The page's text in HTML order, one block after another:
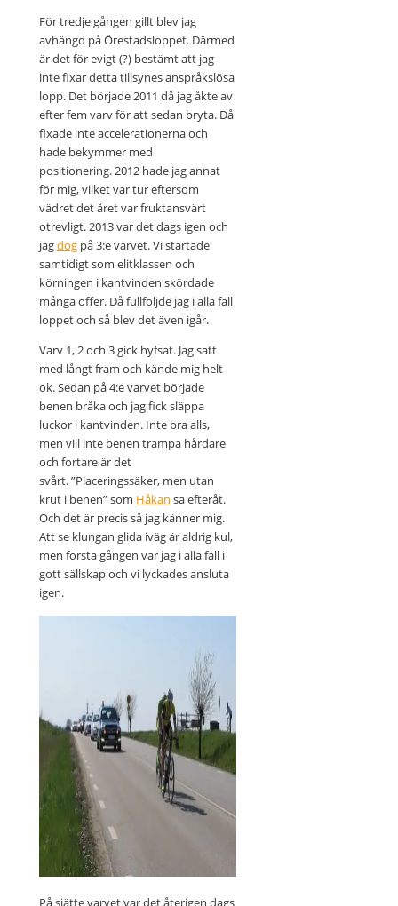
För tredje gången gillt blev jag
avhängd på Örestadsloppet. Därmed
är det för evigt (?) bestämt att jag
inte fixar detta tillsynes anspråkslösa
lopp. Det började 2011 då jag åkte av
efter fem varv för att sedan bryta. Då
fixade inte accelerationerna och
hade bekymmer med
positionering. 2012 hade jag annat
för mig, vilket var tur eftersom
vädret det året var fruktansvärt
otrevligt. 2013 var det dags igen och
jagdogpå 3:e varvet. Vi startade
samtidigt som elitklassen och
körningen i kantvinden skördade
många offer. Då fullföljde jag i alla fall
loppet och så blev det även igår.
Varv 1, 2 och 3 gick hyfsat. Jag satt
med långt fram och kände mig helt
ok. Sedan på 4:e varvet började
benen bråka och jag fick släppa
luckor i kantvinden. Inte bra alls,
men vill inte benen trampa hårdare
och fortare är det
svårt. ”Placeringssäker, men utan
krut i benen” som Håkan sa efteråt.
Och det är precis så jag känner mig.
Att se klungan glida iväg är aldrig kul,
men första gången var jag i alla fall i
gott sällskap och vi lyckades ansluta
igen.
På sjätte varvet var det återigen dags